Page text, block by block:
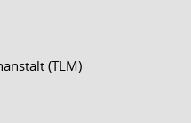
(TLM)